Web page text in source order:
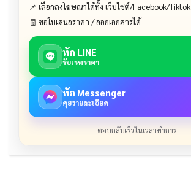
📌 เลือกลงโฆษณาได้ทั้ง เว็บไซต์/Facebook/Tiktok
🧾 ขอใบเสนอราคา / ออกเอกสารได้
ทัก LINE
รับเรทราคา
ทัก Messenger
คุยรายละเอียด
ตอบกลับเร็วในเวลาทำการ